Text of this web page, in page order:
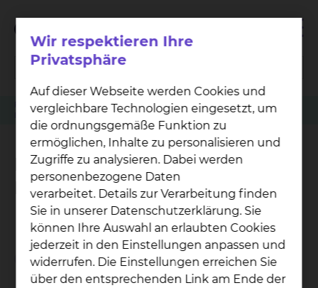
Facharztweiterbildung
Zentrum Innere Medizin
Innere Medizin und Kardiologie
Innere Medizin und
Kardiologie
Weiterbildungsziel
Wir respektieren Ihre
Privatsphäre
Auf dieser Webseite werden Cookies und
vergleichbare Technologien eingesetzt, um
die ordnungsgemäße Funktion zu
ermöglichen, Inhalte zu personalisieren und
Zugriffe zu analysieren. Dabei werden
personenbezogene Daten
verarbeitet. Details zur Verarbeitung finden
Sie in unserer Datenschutzerklärung. Sie
können Ihre Auswahl an erlaubten Cookies
jederzeit in den Einstellungen anpassen und
widerrufen. Die Einstellungen erreichen Sie
über den entsprechenden Link am Ende der